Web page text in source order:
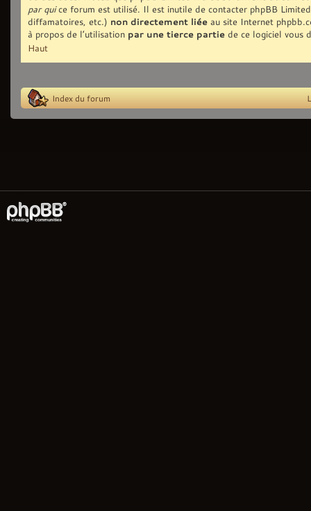
par quice forum est utilisé. Il est inutile de contacter phpBB
diffamatoires, etc.) non directement liée au site Internet
à propos de l’utilisation par une tierce partie de ce logiciel vous
Haut
Index du forum